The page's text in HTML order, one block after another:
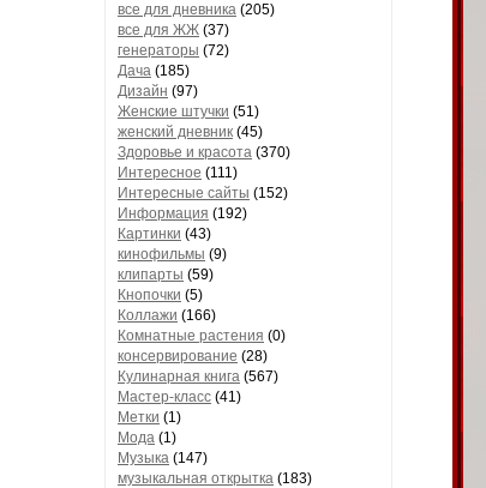
все для дневника (205)
все для ЖЖ (37)
генераторы (72)
Дача (185)
Дизайн (97)
Женские штучки (51)
женский дневник (45)
Здоровье и красота (370)
Интересное (111)
Интересные сайты (152)
Информация (192)
Картинки (43)
кинофильмы (9)
клипарты (59)
Кнопочки (5)
Коллажи (166)
Комнатные растения (0)
консервирование (28)
Кулинарная книга (567)
Мастер-класс (41)
Метки (1)
Мода (1)
Музыка (147)
музыкальная открытка (183)